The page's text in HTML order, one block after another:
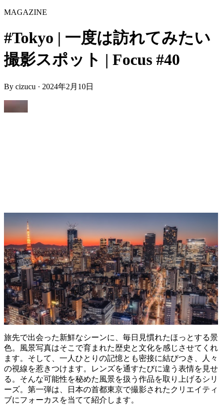
MAGAZINE
#Tokyo | 一度は訪れてみたい
撮影スポット | Focus #40
By cizucu · 2024年2月10日
旅先で出会った新鮮なシーンに、毎日見慣れたほっとする景
色。風景写真はそこで育まれた歴史と文化を感じさせてくれ
ます。そして、一人ひとりの記憶とも密接に結びつき、人々
の視線を惹きつけます。レンズを通すたびに違う表情を見せ
る。そんな可能性を秘めた風景を扱う作品を取り上げるシリ
ーズ。第一弾は、日本の首都東京で撮影されたクリエイティ
ブにフォーカスを当てて紹介します。